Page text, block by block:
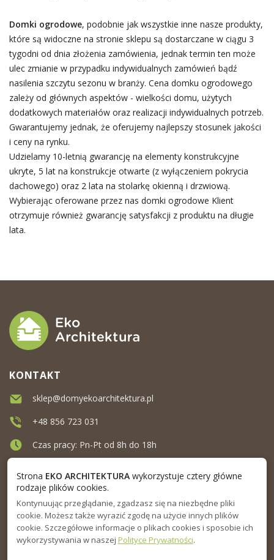
Domki ogrodowe, podobnie jak wszystkie inne nasze produkty,
które są widoczne na stronie sklepu są dostarczane w ciągu 3
tygodni od dnia złożenia zamówienia, jednak termin ten może
ulec zmianie w przypadku indywidualnych zamówień bądź
nasilenia szczytu sezonu w branży. Cena domku ogrodowego
zależy od głównych aspektów - wielkości domu, użytych
dodatkowych materiałów oraz realizacji indywidualnych potrzeb.
Gwarantujemy jednak, że oferujemy najlepszy stosunek jakości
i ceny na rynku.
Udzielamy 10-letnią gwarancję na elementy konstrukcyjne
ukryte, 5 lat na konstrukcje otwarte (z wyłączeniem pokrycia
dachowego) oraz 2 lata na stolarkę okienną i drzwiową.
Wybierając oferowane przez nas domki ogrodowe Klient
otrzymuje również gwarancję satysfakcji z produktu na długie
lata.
MENU
INFORMACJA
KONTAKT
sklep@domyekoarchitektura.pl
+48 856 723 031
Czas pracy: Pn-Pt od 8h do 18h
Strona EKO ARCHITEKTURAwykorzystuje cztery główne
rodzaje plików cookies.
Kontynuując przeglądanie, zgadzasz się na niezbędne pliki
cookie. Możesz także wyrazić zgodę na użycie innych plików
cookie. Szczegółowe informacje o plikach cookies i sposobie ich
wykorzystywania w naszej Polityce Prywatności.